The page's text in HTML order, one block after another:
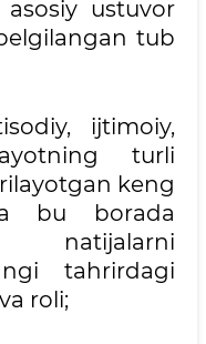
asosiy ustuvor
tub
ijtimoiy,
turli
keng
bu borada
tahrirdagi
roli;